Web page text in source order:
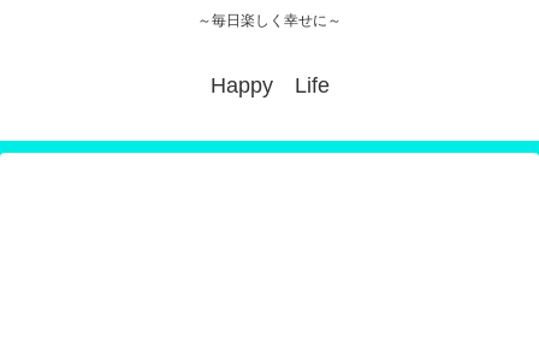
～毎日楽しく幸せに～
Happy Life